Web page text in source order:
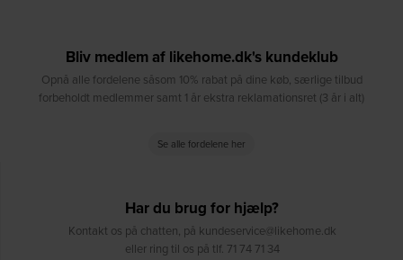
Bliv medlem af likehome.dk's kundeklub
Opnå alle fordelene såsom 10% rabat på dine køb, særlige tilbud
forbeholdt medlemmer samt 1 år ekstra reklamationsret (3 år i alt)
Se alle fordelene her
Har du brug for hjælp?
Kontakt os på chatten, på kundeservice@likehome.dk
eller ring til os på tlf. 71 74 71 34